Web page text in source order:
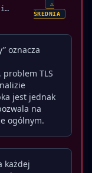
Miejska Arena Kultury i Sportu
⚠️
ŚREDNIA
oznacza
TLS
jest jednak
na
ogólnym.
każdej